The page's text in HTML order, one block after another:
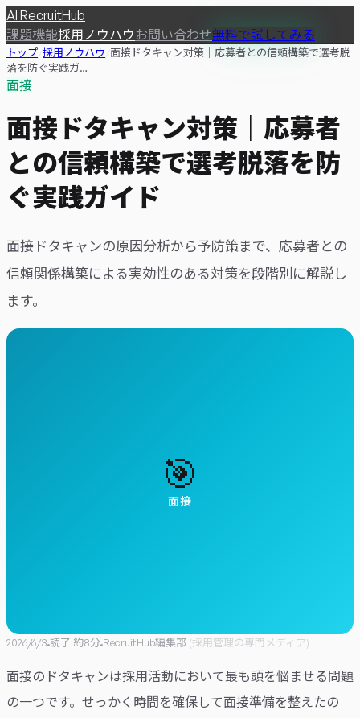
AI RecruitHub
課題機能採用ノウハウお問い合わせ無料で試してみる
トップ 採用ノウハウ 面接ドタキャン対策｜応募者との信頼構築で選考脱
落を防ぐ実践ガ…
面接
面接ドタキャン対策｜応募者
との信頼構築で選考脱落を防
ぐ実践ガイド
面接ドタキャンの原因分析から予防策まで、応募者との
信頼関係構築による実効性のある対策を段階別に解説し
ます。
🎯
面接
2026/6/3 読了 約8分 RecruitHub編集部 (採用管理の専門メディア)
面接のドタキャンは採用活動において最も頭を悩ませる問題
の一つです。せっかく時間を確保して面接準備を整えたの